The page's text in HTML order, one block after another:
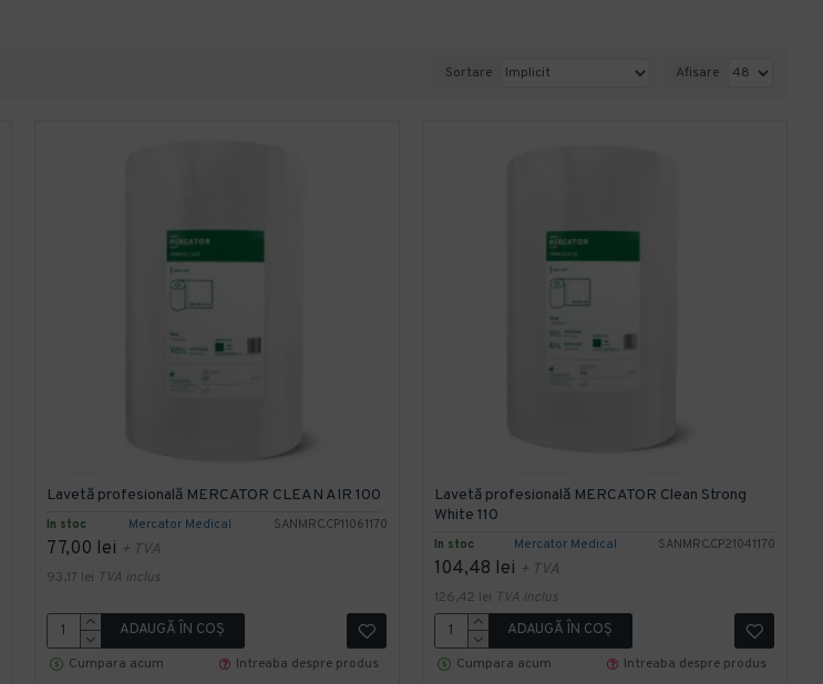
Sortare Afisare
In stoc Mercator Medical SANMRC.CP11061170
Lavetă profesională MERCATOR CLEAN AIR 100
77,00 lei + TVA
93,17 lei TVA inclus
ADAUGĂ ÎN COŞ
Cumpara acum
Intreaba despre produs
In stoc Mercator Medical SANMRC.CP21041170
Lavetă profesională MERCATOR Clean Strong
White 110
104,48 lei + TVA
126,42 lei TVA inclus
ADAUGĂ ÎN COŞ
Cumpara acum
Intreaba despre produs